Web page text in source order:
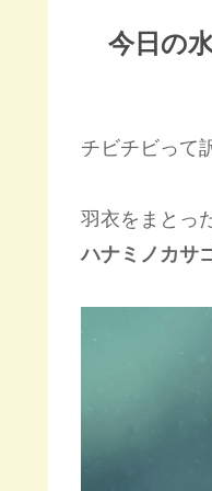
今日の
チビチビって
羽衣をまとっ
ハナミノカサ